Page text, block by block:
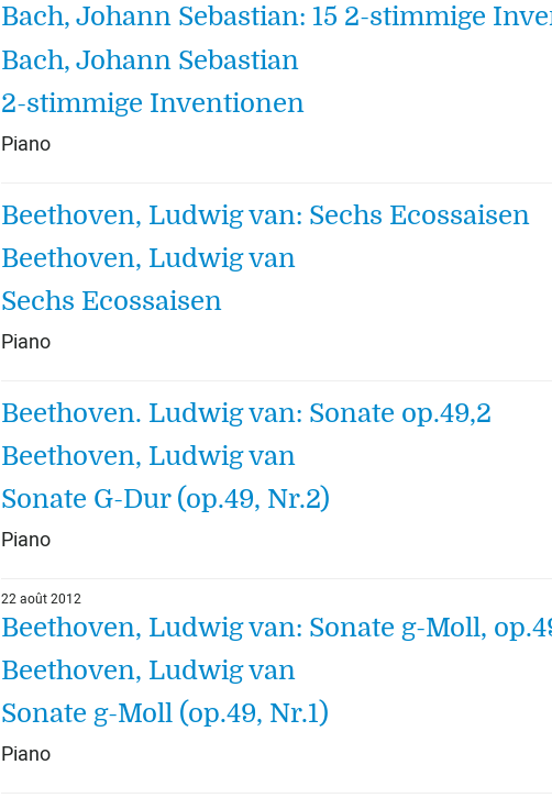
Bach, Johann Sebastian: 15 2-stimmige
Bach, Johann Sebastian
2-stimmige Inventionen
Piano
Beethoven, Ludwig van: Sechs Ecossaisen
Beethoven, Ludwig van
Sechs Ecossaisen
Piano
Beethoven. Ludwig van: Sonate op.49,2
Beethoven, Ludwig van
Sonate G-Dur (op.49, Nr.2)
Piano
22 août 2012
Beethoven, Ludwig van: Sonate g-Moll,
Beethoven, Ludwig van
Sonate g-Moll (op.49, Nr.1)
Piano